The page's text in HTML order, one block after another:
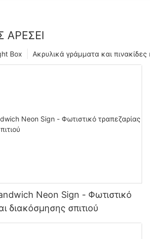
ΑΡΈΣΕΙ
Ακρυλικά γράμματα και
Box
Neon Sign - Φωτιστικό
διακόσμησης σπιτιού